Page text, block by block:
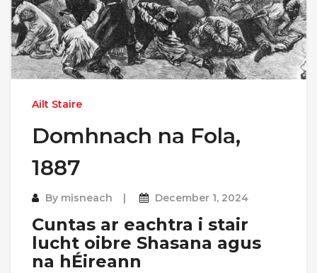
Ailt Staire
Domhnach na Fola,
1887
By misneach December 1, 2024
Cuntas ar eachtra i stair
lucht oibre Shasana agus
na hÉireann